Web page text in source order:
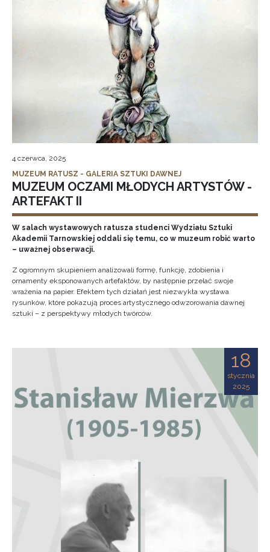
4 czerwca, 2025
MUZEUM RATUSZ - GALERIA SZTUKI DAWNEJ
MUZEUM OCZAMI MŁODYCH ARTYSTÓW -
ARTEFAKT II
W salach wystawowych ratusza studenci Wydziału Sztuki
Akademii Tarnowskiej oddali się temu, co w muzeum robić warto
– uważnej obserwacji.
Z ogromnym skupieniem analizowali formę, funkcję, zdobienia i
ornamenty eksponowanych artefaktów, by następnie przelać swoje
wrażenia na papier. Efektem tych działań jest niezwykła wystawa
rysunków, które pokazują proces artystycznego odwzorowania dawnej
sztuki – z perspektywy młodych twórców.
18
stycznia
2025